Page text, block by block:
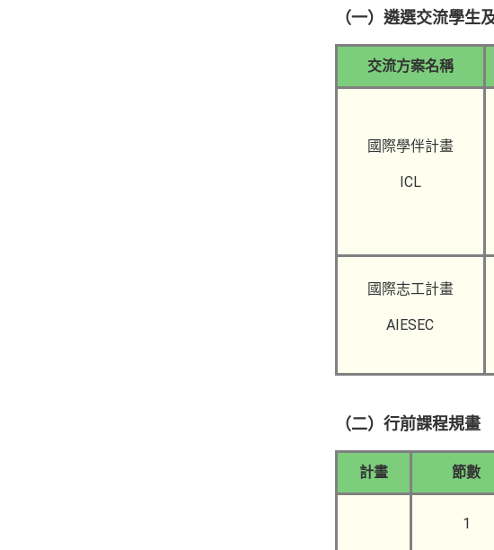
（一）遴選交流學生
交流方案名稱
國際學伴計畫
ICL
國際志工計畫
AIESEC
（二）行前課程規畫
計畫 節數
1